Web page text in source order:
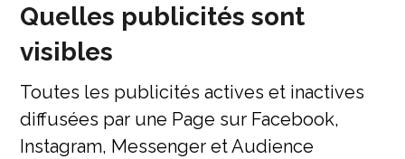
Quelles publicités sont
visibles
Toutes les publicités actives et inactives
diffusées par une Page sur Facebook,
Instagram, Messenger et Audience